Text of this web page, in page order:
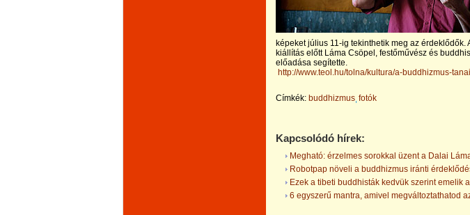
képeket július 11-ig tekinthetik meg az
kiállítás előtt Láma Csöpel, festőművész és
előadása segítette.
http://www.teol.hu/tolna/kultura/a-buddhizmus-
Címkék: buddhizmus fotók
Kapcsolódó hírek:
Megható: érzelmes sorokkal üzent a Dalai
Robotpap növeli a buddhizmus iránti
Ezek a tibeti buddhisták kedvük szerint emelik
6 egyszerű mantra, amivel megváltoztathatod